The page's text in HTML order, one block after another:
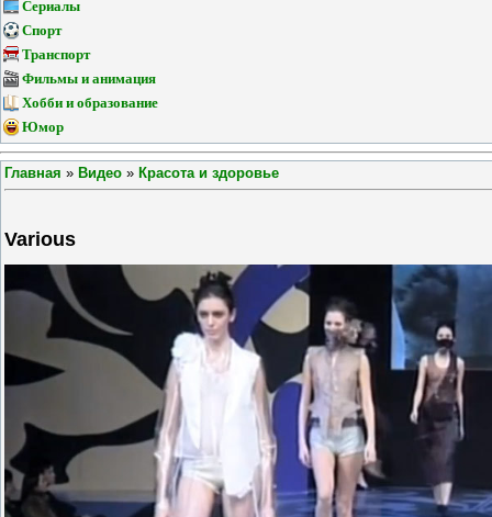
Сериалы
Спорт
Транспорт
Фильмы и анимация
Хобби и образование
Юмор
Главная » Видео » Красота и здоровье
Various